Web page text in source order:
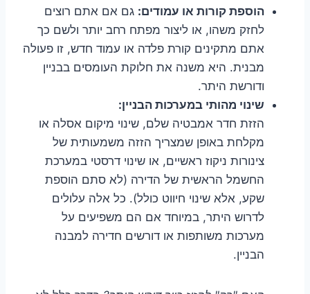
הוספת קורות או עמודים: גם אם אתם רוצים
לחזק משהו, או ליצור מפתח רחב יותר ולשם כך
אתם מתקינים קורת פלדה או עמוד חדש, זו פעולה
מבנית. היא משנה את חלוקת העומסים בבניין
ודורשת היתר.
שינוי מהותי במערכות הבניין:
הזזת חדר אמבטיה שלם, שינוי מיקום אסלה או
מקלחת באופן שמצריך הזזה משמעותית של
צינורות ניקוז ראשיים, או שינוי דרסטי במערכת
החשמל הראשית של הדירה (לא סתם הוספת
שקע, אלא שינוי חיווט כולל). כל אלה עלולים
לדרוש היתר, במיוחד אם הם משפיעים על
מערכות משותפות או דורשים חדירה למבנה
הבניין.